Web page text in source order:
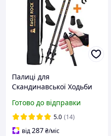
Палиці для
Скандинавської Ходьби
Ультра Легкі
Скандинавькі Палки
Карбон 3D 100%
Готово до відправки
5.0 (14)
від287₴/міс